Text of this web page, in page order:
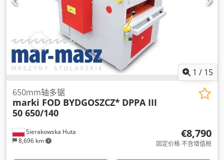
1 / 15
Sierakowska Huta
8,696 km
650mm轴多锯
marki FOD BYDGOSZCZ* DPPA III
50 650/140
€8,790
固定价格 不含增值税